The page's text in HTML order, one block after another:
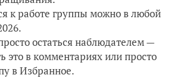
к работе группы можно в любой
остаться наблюдателем —
это в комментариях или просто
в Избранное.